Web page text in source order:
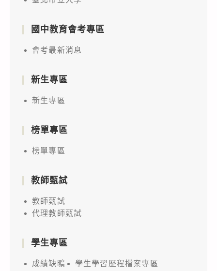
國中教育會考專區
會考最新消息
新生專區
新生專區
榜單專區
榜單專區
教師甄試
教師甄試
代理教師甄試
學生專區
成績缺曠 學生學習歷程檔案專區